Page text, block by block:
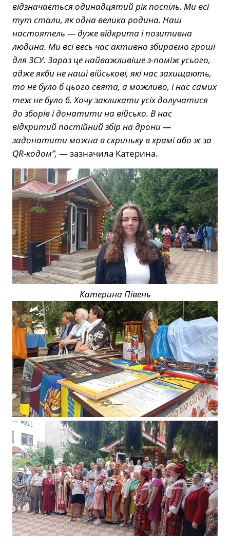
відзначається одинадцятий рік поспіль. Ми всі
тут стали, як одна велика родина. Наш
настоятель — дуже відкрита і позитивна
людина. Ми всі весь час активно збираємо гроші
для ЗСУ. Зараз це найважливіше з-поміж усього,
адже якби не наші військові, які нас захищають,
то не було б цього свята, а можливо, і нас самих
теж не було б. Хочу закликати усіх долучатися
до зборів і донатити на військо. В нас
відкритий постійний збір на дрони —
задонатити можна в скриньку в храмі або ж за
QR-кодом”, — зазначила Катерина.
Катерина Півень